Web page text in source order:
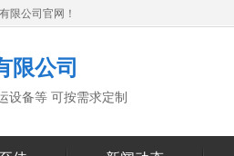
限公司官网！
限公司
设备等 可按需求定制